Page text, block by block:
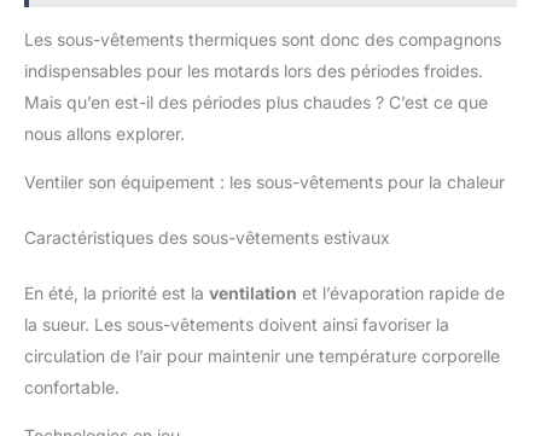
Les sous-vêtements thermiques sont donc des compagnons
indispensables pour les motards lors des périodes froides.
Mais qu’en est-il des périodes plus chaudes ? C’est ce que
nous allons explorer.
Ventiler son équipement : les sous-vêtements pour la chaleur
Caractéristiques des sous-vêtements estivaux
En été, la priorité est la ventilation et l’évaporation rapide de
la sueur. Les sous-vêtements doivent ainsi favoriser la
circulation de l’air pour maintenir une température corporelle
confortable.